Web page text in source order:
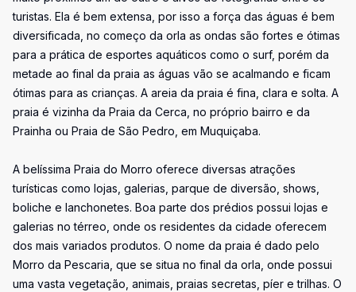
turistas. Ela é bem extensa, por isso a força das águas é bem
diversificada, no começo da orla as ondas são fortes e ótimas
para a prática de esportes aquáticos como o surf, porém da
metade ao final da praia as águas vão se acalmando e ficam
ótimas para as crianças. A areia da praia é fina, clara e solta. A
praia é vizinha da Praia da Cerca, no próprio bairro e da
Prainha ou Praia de São Pedro, em Muquiçaba.
A belíssima Praia do Morro oferece diversas atrações
turísticas como lojas, galerias, parque de diversão, shows,
boliche e lanchonetes. Boa parte dos prédios possui lojas e
galerias no térreo, onde os residentes da cidade oferecem
dos mais variados produtos. O nome da praia é dado pelo
Morro da Pescaria, que se situa no final da orla, onde possui
uma vasta vegetação, animais, praias secretas, píer e trilhas. O